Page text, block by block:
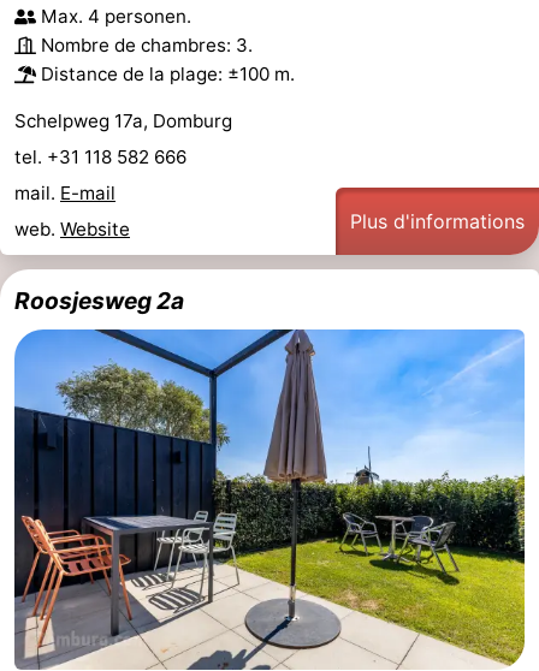
Max. 4 personen.
Nombre de chambres: 3.
Distance de la plage: ±100 m.
Schelpweg 17a, Domburg
tel. +31 118 582 666
mail. E-mail
web. Website Plus d'informations
Roosjesweg 2a